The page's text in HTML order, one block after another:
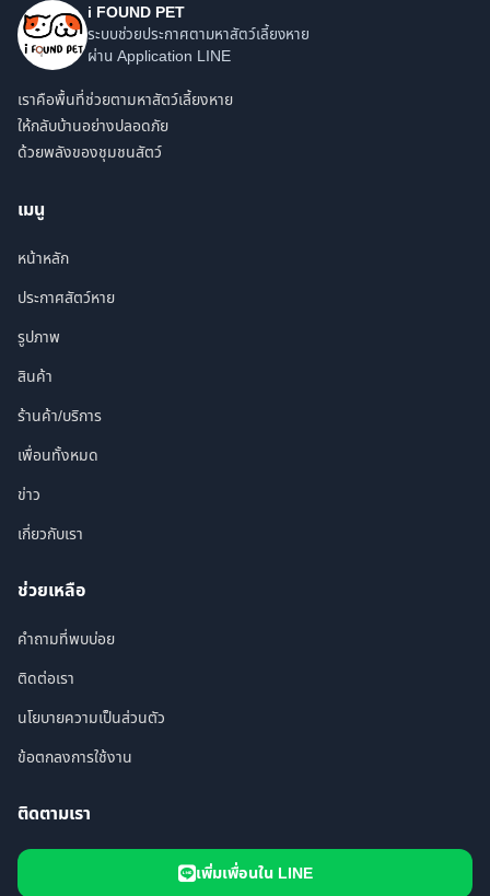
i FOUND PET
ระบบช่วยประกาศตามหาสัตว์เลี้ยงหาย
ผ่าน Application LINE
เราคือพื้นที่ช่วยตามหาสัตว์เลี้ยงหาย
ให้กลับบ้านอย่างปลอดภัย
ด้วยพลังของชุมชนสัตว์
เมนู
หน้าหลัก
ประกาศสัตว์หาย
รูปภาพ
สินค้า
ร้านค้า/บริการ
เพื่อนทั้งหมด
ข่าว
เกี่ยวกับเรา
ช่วยเหลือ
คำถามที่พบบ่อย
ติดต่อเรา
นโยบายความเป็นส่วนตัว
ข้อตกลงการใช้งาน
ติดตามเรา
เพิ่มเพื่อนใน LINE